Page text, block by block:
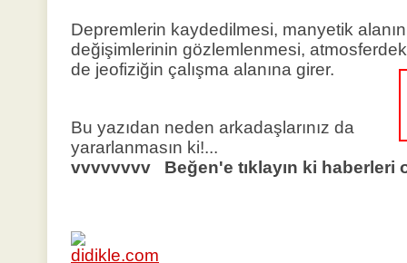
Depremlerin kaydedilmesi, manyetik
değişimlerinin gözlemlenmesi,
de jeofiziğin çalışma alanına girer.
Bu yazıdan neden arkadaşlarınız da
yararlanmasın ki!...
vvvvvvvv Beğen'e tıklayın ki